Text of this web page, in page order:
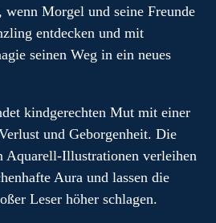
Morgel und seine Freunde
entdecken und mit
seinen Weg in ein neues
kindgerechten Mut mit einer
und Geborgenheit. Die
Aquarell-Illustrationen verleihen
Aura und lassen die
Leser höher schlagen.